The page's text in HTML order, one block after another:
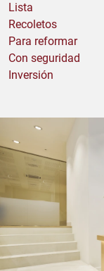
Lista
Recoletos
Para reformar
Con seguridad
Inversión